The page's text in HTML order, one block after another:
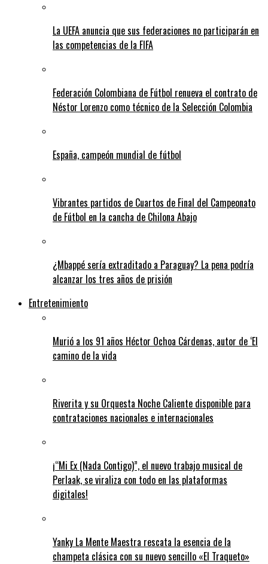
La UEFA anuncia que sus federaciones no participarán en
las competencias de la FIFA
Federación Colombiana de Fútbol renueva el contrato de
Néstor Lorenzo como técnico de la Selección Colombia
España, campeón mundial de fútbol
Vibrantes partidos de Cuartos de Final del Campeonato
de Fútbol en la cancha de Chilona Abajo
¿Mbappé sería extraditado a Paraguay? La pena podría
alcanzar los tres años de prisión
Entretenimiento
Murió a los 91 años Héctor Ochoa Cárdenas, autor de ‘El
camino de la vida
Riverita y su Orquesta Noche Caliente disponible para
contrataciones nacionales e internacionales
¡“Mi Ex (Nada Contigo)”, el nuevo trabajo musical de
Perlaak, se viraliza con todo en las plataformas
digitales!
Yanky La Mente Maestra rescata la esencia de la
champeta clásica con su nuevo sencillo «El Traqueto»